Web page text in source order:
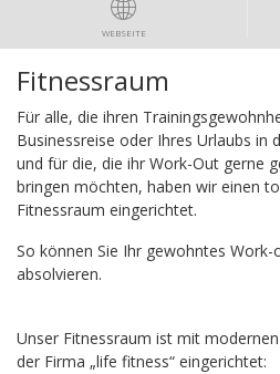
WEBSEITE
Fitnessraum
Für alle, die ihren
Businessreise oder Ihres Urlaubs in
und für die, die ihr Work-Out gerne
bringen möchten, haben wir einen
Fitnessraum eingerichtet.
So können Sie Ihr gewohntes
absolvieren.
Unser Fitnessraum ist mit
der Firma „life fitness“ eingerichtet: